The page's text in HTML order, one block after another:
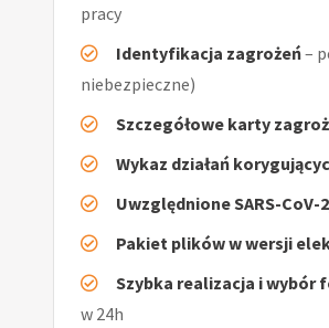
pracy
Identyfikacja zagrożeń–
niebezpieczne)
Szczegółowe karty
Wykaz działań
Uwzględnione SARS-CoV-
Pakiet plików w wersji
Szybka realizacja i wybór
w 24h